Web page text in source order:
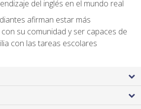
del inglés en el mundo real
afirman estar más
su comunidad y ser capaces de
con las tareas escolares